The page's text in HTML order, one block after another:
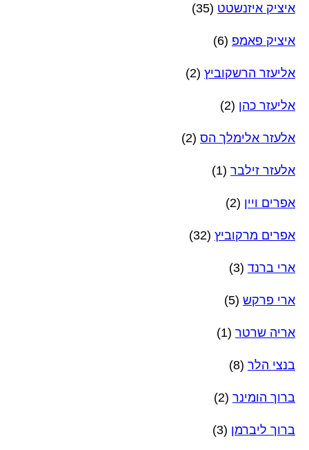
איציק איזנשטט (35)
איציק פאמפ (6)
אליעזר הרשקוביץ (2)
אליעזר כהן (2)
אלעזר אלימלך הס (2)
אלעזר זילבר (1)
אפרים ויין (2)
אפרים מרקוביץ (32)
ארי ברנד (3)
ארי פרקש (5)
אריה שרטר (1)
בנצי הלר (8)
ברוך הומינר (2)
ברוך ליברמן (3)